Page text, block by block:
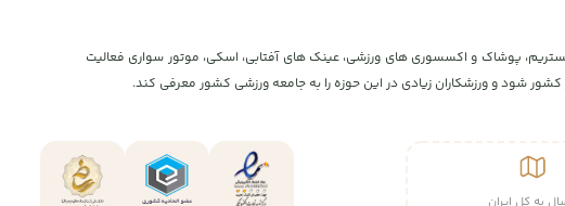
های آبی و اکستریم، پوشاک و اکسسوری های ورزشی، عینک های آفتابی، اسکی، موتور سواری فعالیت
شود و ورزشکاران زیادی در این حوزه را به جامعه ورزشی کشور معرفی کند.
به کل ایران